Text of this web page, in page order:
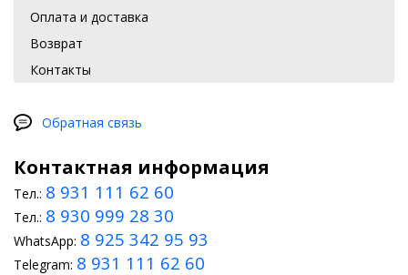
Оплата и доставка
Возврат
Контакты
Обратная связь
Контактная информация
Тел.: 8 931 111 62 60
Тел.: 8 930 999 28 30
WhatsApp: 8 925 342 95 93
Telegram: 8 931 111 62 60